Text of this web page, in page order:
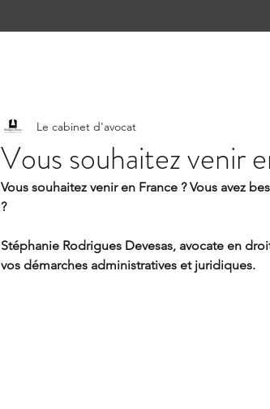
Vous souhaitez venir
Le cabinet d'avocat
Vous souhaitez venir en France ? Vous avez
?
Stéphanie Rodrigues Devesas, avocate en
vos démarches administratives et juridiques.